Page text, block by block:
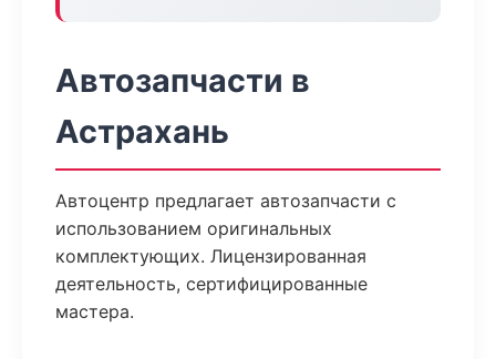
Автозапчасти в
Астрахань
Автоцентр предлагает автозапчасти с
использованием оригинальных
комплектующих. Лицензированная
деятельность, сертифицированные
мастера.